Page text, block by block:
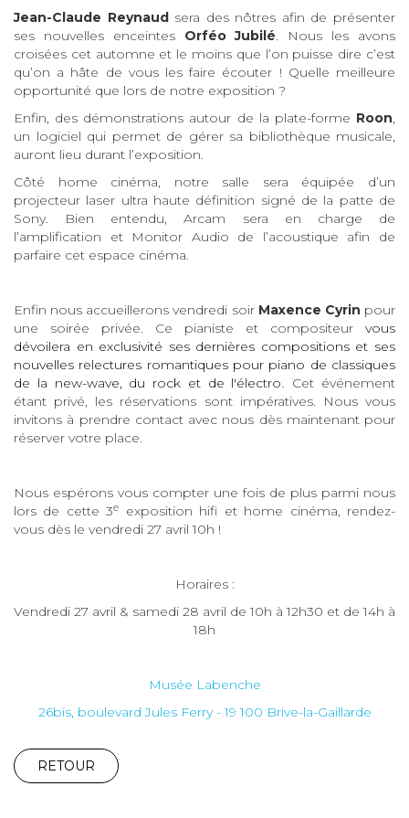
Jean-Claude Reynaudsera des nôtres afin de présenter
ses nouvelles enceintes Orféo Jubilé. Nous les avons
croisées cet automne et le moins que l’on puisse dire c’est
qu’on a hâte de vous les faire écouter ! Quelle meilleure
opportunité que lors de notre exposition ?
Enfin, des démonstrations autour de la plate-forme Roon,
un logiciel qui permet de gérer sa bibliothèque musicale,
auront lieu durant l’exposition.
Côté home cinéma, notre salle sera équipée d’un
projecteur laser ultra haute définition signé de la patte de
Sony. Bien entendu, Arcam sera en charge de
l’amplification et Monitor Audio de l’acoustique afin de
parfaire cet espace cinéma.
Enfin nous accueillerons vendredi soir Maxence Cyrin pour
une soirée privée. Ce pianiste et compositeur vous
dévoilera en exclusivité ses dernières compositions et ses
nouvelles relectures romantiques pour piano de classiques
de la new-wave, du rock et de l'électro. Cet événement
étant privé, les réservations sont impératives. Nous vous
invitons à prendre contact avec nous dès maintenant pour
réserver votre place.
Nous espérons vous compter une fois de plus parmi nous
lors de cette 3e
exposition hifi et home cinéma, rendez-
vous dès le vendredi 27 avril 10h !
Horaires :
Vendredi 27 avril & samedi 28 avril de 10h à 12h30 et de 14h à
18h
Musée Labenche
26bis, boulevard Jules Ferry - 19 100 Brive-la-Gaillarde
RETOUR